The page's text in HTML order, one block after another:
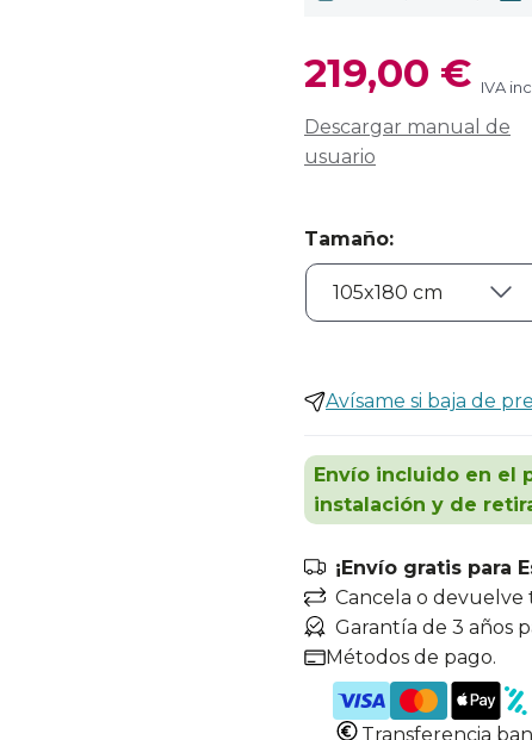
219,00 € IVA
Descargar manual de
usuario
Tamaño:
Avísame si baja de
Envío incluido en el
instalación y de
¡Envío gratis para
Cancela o
Garantía de 3 años
Métodos de pago.
Transferencia